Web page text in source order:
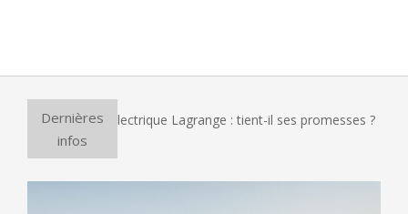
Dernières
infos
à pizza électrique Lagrange : tient-il ses promesses ?